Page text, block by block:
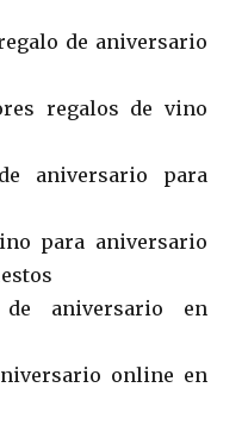
de aniversario
regalos de vino
aniversario para
para aniversario
aniversario en
online en